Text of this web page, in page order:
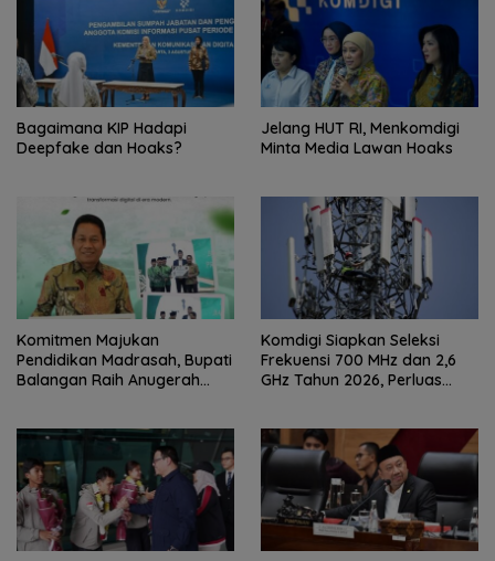
Bagaimana KIP Hadapi
Deepfake dan Hoaks?
Jelang HUT RI, Menkomdigi
Minta Media Lawan Hoaks
Komitmen Majukan
Pendidikan Madrasah, Bupati
Balangan Raih Anugerah
Komdigi Siapkan Seleksi
Frekuensi 700 MHz dan 2,6
GHz Tahun 2026, Perluas